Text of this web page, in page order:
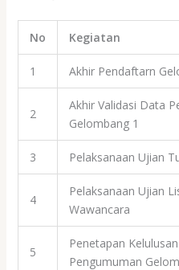
No Kegiatan
1 Akhir Pendaftarn
2
Akhir Validasi Data
Gelombang 1
3 Pelaksanaan Ujian
4
Pelaksanaan Ujian
Wawancara
5
Penetapan Kelulusan
Pengumuman